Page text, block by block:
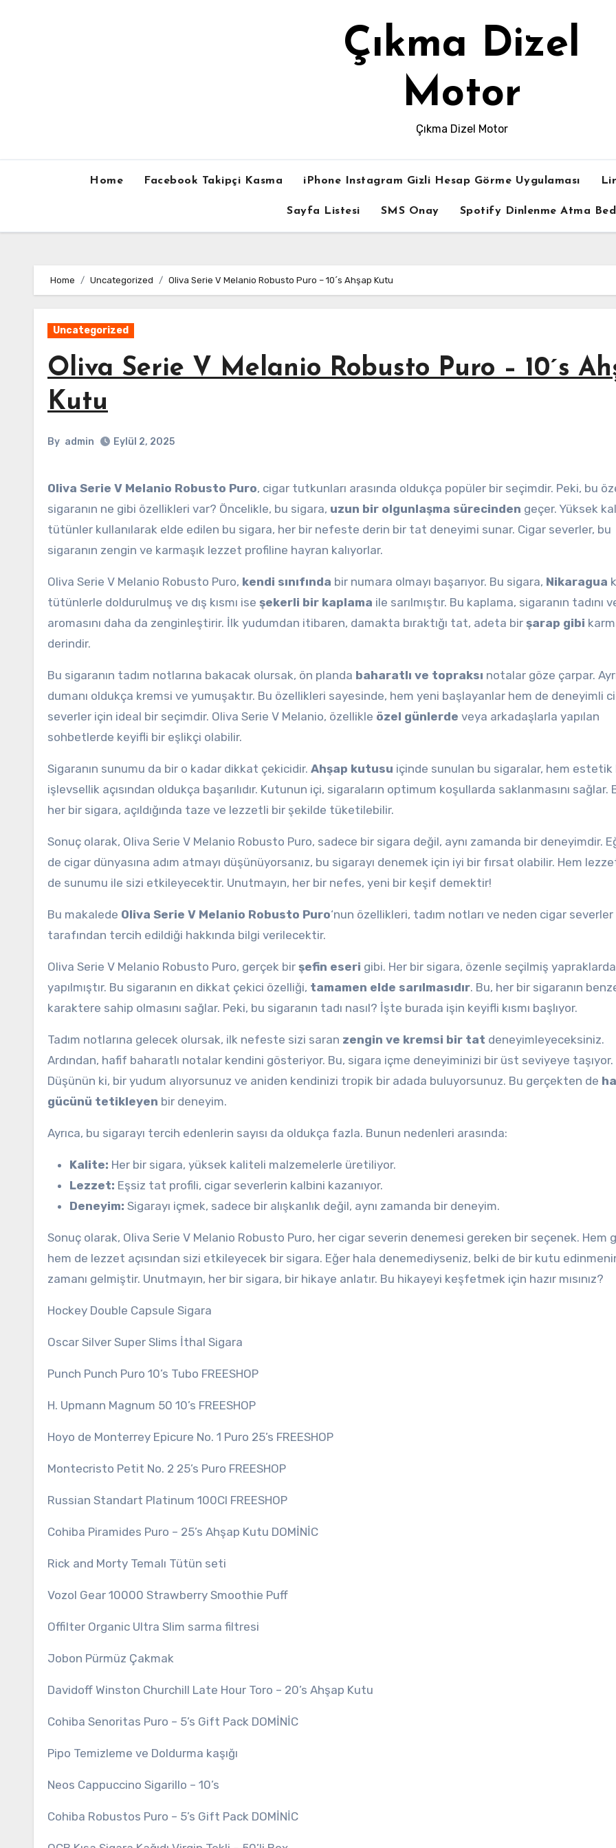
Çıkma Dizel
Motor
Çıkma Dizel Motor
Home Facebook Takipçi Kasma iPhone Instagram Gizli Hesap Görme Uygulaması
Sayfa Listesi SMS Onay Spotify Dinlenme Atma
Home Uncategorized Oliva Serie V Melanio Robusto Puro – 10´s Ahşap Kutu
Uncategorized
Oliva Serie V Melanio Robusto Puro – 10´s
Kutu
By admin Eylül 2, 2025
Oliva Serie V Melanio Robusto Puro, cigar tutkunları arasında oldukça popüler bir seçimdir. Peki, bu
sigaranın ne gibi özellikleri var? Öncelikle, bu sigara, uzun bir olgunlaşma sürecinden geçer. Yüksek
tütünler kullanılarak elde edilen bu sigara, her bir nefeste derin bir tat deneyimi sunar. Cigar severler, bu
sigaranın zengin ve karmaşık lezzet profiline hayran kalıyorlar.
Oliva Serie V Melanio Robusto Puro, kendi sınıfında bir numara olmayı başarıyor. Bu sigara, Nikaragua
tütünlerle doldurulmuş ve dış kısmı ise şekerli bir kaplama ile sarılmıştır. Bu kaplama, sigaranın tadını
aromasını daha da zenginleştirir. İlk yudumdan itibaren, damakta bıraktığı tat, adeta bir şarap gibi
derindir.
Bu sigaranın tadım notlarına bakacak olursak, ön planda baharatlı ve topraksı notalar göze çarpar.
dumanı oldukça kremsi ve yumuşaktır. Bu özellikleri sayesinde, hem yeni başlayanlar hem de deneyimli
severler için ideal bir seçimdir. Oliva Serie V Melanio, özellikle özel günlerde veya arkadaşlarla yapılan
sohbetlerde keyifli bir eşlikçi olabilir.
Sigaranın sunumu da bir o kadar dikkat çekicidir. Ahşap kutusu içinde sunulan bu sigaralar, hem estetik
işlevsellik açısından oldukça başarılıdır. Kutunun içi, sigaraların optimum koşullarda saklanmasını sağlar.
her bir sigara, açıldığında taze ve lezzetli bir şekilde tüketilebilir.
Sonuç olarak, Oliva Serie V Melanio Robusto Puro, sadece bir sigara değil, aynı zamanda bir deneyimdir.
de cigar dünyasına adım atmayı düşünüyorsanız, bu sigarayı denemek için iyi bir fırsat olabilir. Hem
de sunumu ile sizi etkileyecektir. Unutmayın, her bir nefes, yeni bir keşif demektir!
Bu makalede Oliva Serie V Melanio Robusto Puro‘nun özellikleri, tadım notları ve neden cigar severler
tarafından tercih edildiği hakkında bilgi verilecektir.
Oliva Serie V Melanio Robusto Puro, gerçek bir şefin eseri gibi. Her bir sigara, özenle seçilmiş
yapılmıştır. Bu sigaranın en dikkat çekici özelliği, tamamen elde sarılmasıdır. Bu, her bir sigaranın
karaktere sahip olmasını sağlar. Peki, bu sigaranın tadı nasıl? İşte burada işin keyifli kısmı başlıyor.
Tadım notlarına gelecek olursak, ilk nefeste sizi saran zengin ve kremsi bir tat deneyimleyeceksiniz.
Ardından, hafif baharatlı notalar kendini gösteriyor. Bu, sigara içme deneyiminizi bir üst seviyeye taşıyor.
Düşünün ki, bir yudum alıyorsunuz ve aniden kendinizi tropik bir adada buluyorsunuz. Bu gerçekten de
gücünü tetikleyen bir deneyim.
Ayrıca, bu sigarayı tercih edenlerin sayısı da oldukça fazla. Bunun nedenleri arasında:
Kalite: Her bir sigara, yüksek kaliteli malzemelerle üretiliyor.
Lezzet: Eşsiz tat profili, cigar severlerin kalbini kazanıyor.
Deneyim: Sigarayı içmek, sadece bir alışkanlık değil, aynı zamanda bir deneyim.
Sonuç olarak, Oliva Serie V Melanio Robusto Puro, her cigar severin denemesi gereken bir seçenek. Hem
hem de lezzet açısından sizi etkileyecek bir sigara. Eğer hala denemediyseniz, belki de bir kutu
zamanı gelmiştir. Unutmayın, her bir sigara, bir hikaye anlatır. Bu hikayeyi keşfetmek için hazır mısınız?
Hockey Double Capsule Sigara
Oscar Silver Super Slims İthal Sigara
Punch Punch Puro 10’s Tubo FREESHOP
H. Upmann Magnum 50 10’s FREESHOP
Hoyo de Monterrey Epicure No. 1 Puro 25’s FREESHOP
Montecristo Petit No. 2 25’s Puro FREESHOP
Russian Standart Platinum 100Cl FREESHOP
Cohiba Piramides Puro – 25’s Ahşap Kutu DOMİNİC
Rick and Morty Temalı Tütün seti
Vozol Gear 10000 Strawberry Smoothie Puff
Offilter Organic Ultra Slim sarma filtresi
Jobon Pürmüz Çakmak
Davidoff Winston Churchill Late Hour Toro – 20’s Ahşap Kutu
Cohiba Senoritas Puro – 5’s Gift Pack DOMİNİC
Pipo Temizleme ve Doldurma kaşığı
Neos Cappuccino Sigarillo – 10’s
Cohiba Robustos Puro – 5’s Gift Pack DOMİNİC